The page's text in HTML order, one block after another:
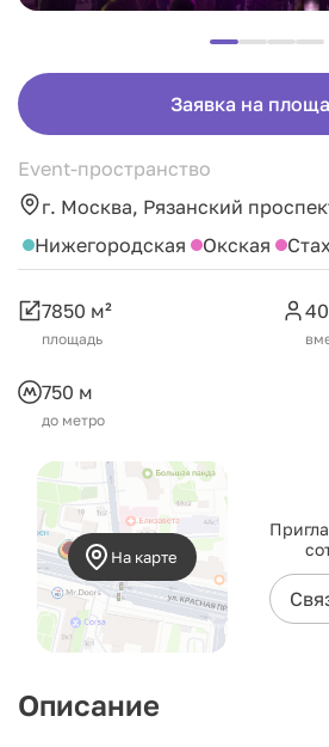
Заявка на
Event-пространство
г. Москва, Рязанский
Нижегородская
Окская
7850 м²
площадь
750 м
до метро
На карте
Описание